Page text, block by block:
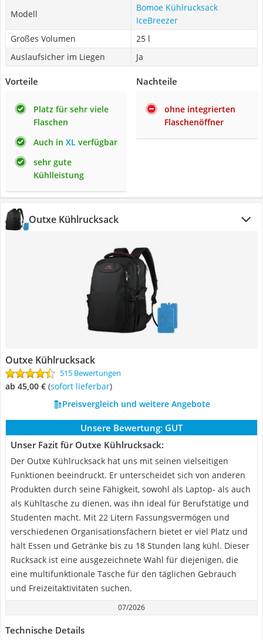
Modell
Bomoe Kühlrucksack
IceBreezer
Großes Volumen
25 l
Auslaufsicher im Liegen
Ja
Vorteile
Platz für sehr viele
Flaschen
Auch in XL verfügbar
sehr gute
Kühlleistung
Nachteile
ohne integrierten
Flaschenöffner
Outxe Kühlrucksack
Outxe Kühlrucksack
515 Bewertungen
ab 45,00 € ( Sofort lieferbar)
Preisvergleich und weitere Angebote
Unsere Bewertung: GUT
Unser Fazit für Outxe Kühlrucksack:
Der Outxe Kühlrucksack hat uns mit seinen vielseitigen
Funktionen beeindruckt. Er unterscheidet sich von anderen
Produkten durch seine Fähigkeit, sowohl als Laptop- als auch
als Kühltasche zu dienen, was ihn ideal für Berufstätige und
Studenten macht. Mit 22 Litern Fassungsvermögen und
verschiedenen Organisationsfächern bietet er viel Platz und
hält Essen und Getränke bis zu 18 Stunden lang kühl. Dieser
Rucksack ist eine ausgezeichnete Wahl für diejenigen, die
eine multifunktionale Tasche für den täglichen Gebrauch
und Freizeitaktivitäten suchen.
07/2026
Technische Details